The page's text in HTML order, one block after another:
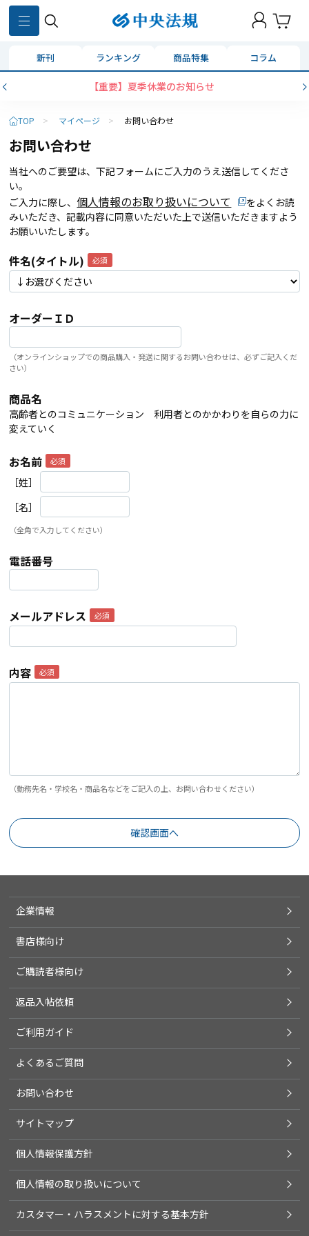
新刊 ランキング 商品特集 コラム
【重要】夏季休業のお知らせ
TOP > マイページ > お問い合わせ
お問い合わせ
当社へのご要望は、下記フォームにご入力のうえ送信してくださ
い。
ご入力に際し、 個人情報のお取り扱いについて
をよくお読
みいただき、記載内容に同意いただいた上で送信いただきますよう
お願いいたします。
件名(タイトル)
オーダーＩＤ
（オンラインショップでの商品購入・発送に関するお問い合わせは、必ずご記入くだ
さい）
商品名
高齢者とのコミュニケーション 利用者とのかかわりを自らの力に
変えていく
お名前
［姓］
［名］
（全角で入力してください）
電話番号
メールアドレス
内容
（勤務先名・学校名・商品名などをご記入の上、お問い合わせください）
企業情報
書店様向け
ご購読者様向け
返品入帖依頼
ご利用ガイド
よくあるご質問
お問い合わせ
サイトマップ
個人情報保護方針
個人情報の取り扱いについて
カスタマー・ハラスメントに対する基本方針